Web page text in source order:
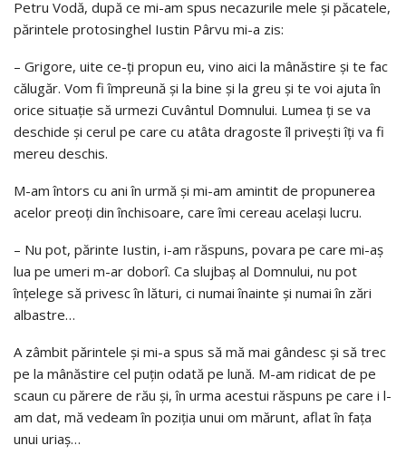
Petru Vodă, după ce mi-am spus necazurile mele şi păcatele,
părintele protosinghel Iustin Pârvu mi-a zis:
– Grigore, uite ce-ţi propun eu, vino aici la mânăstire şi te fac
călugăr. Vom fi împreună şi la bine şi la greu şi te voi ajuta în
orice situaţie să urmezi Cuvântul Domnului. Lumea ţi se va
deschide şi cerul pe care cu atâta dragoste îl priveşti îţi va fi
mereu deschis.
M-am întors cu ani în urmă şi mi-am amintit de propunerea
acelor preoţi din închisoare, care îmi cereau acelaşi lucru.
– Nu pot, părinte Iustin, i-am răspuns, povara pe care mi-aş
lua pe umeri m-ar doborî. Ca slujbaş al Domnului, nu pot
înţelege să privesc în lături, ci numai înainte şi numai în zări
albastre…
A zâmbit părintele şi mi-a spus să mă mai gândesc şi să trec
pe la mânăstire cel puţin odată pe lună. M-am ridicat de pe
scaun cu părere de rău şi, în urma acestui răspuns pe care i l-
am dat, mă vedeam în poziţia unui om mărunt, aflat în faţa
unui uriaş…